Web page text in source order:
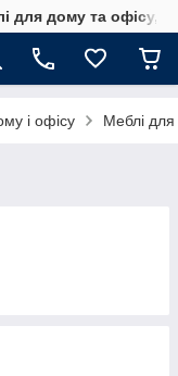
для дому та офісу,
і офісу Меблі